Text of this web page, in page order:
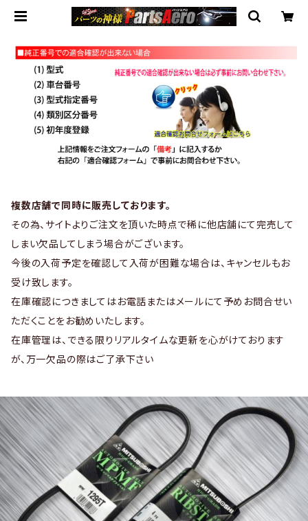
複数店舗で同時に販売しております。
その為、サイトよりご注文を頂いた時点で稀に他店舗にて完売して
しまい欠品してしまう場合がございます。
今後の入荷予定を確認して入荷が困難な場合は、キャンセルもお
受け致します。
在庫確認につきましてはお電話またはメールにて予めお問合せい
ただくことをお勧めいたします。
在庫管理は、できる限りリアルタイムな更新を心がけております
が、万一欠品の際はご了承下さい